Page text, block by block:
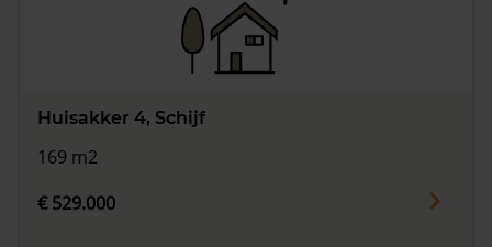
Huisakker 4, Schijf
169 m2
€ 529.000